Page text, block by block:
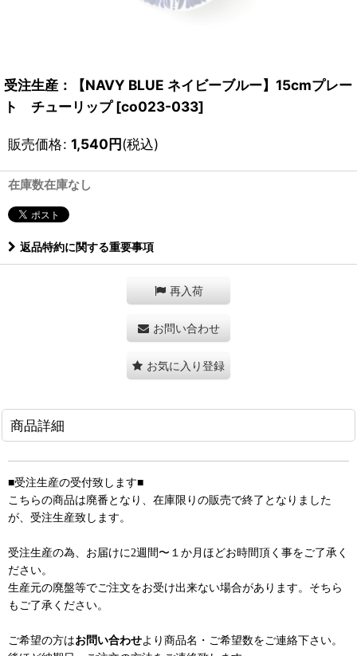
受注生産：【NAVY BLUE ネイビーブルー】15cmプレー
ト チューリップ [co023-033]
販売価格: 1,540円(税込)
在庫数在庫なし
返品特約に関する重要事項
再入荷
お問い合わせ
お気に入り登録
商品詳細
■受注生産の受付致します■
こちらの商品は廃番となり、在庫限りの販売で終了となりました
が、受注生産致します。
受注生産の為、お届けに2週間〜１か月ほどお時間頂く事をご了承く
ださい。
生産元の廃盤等でご注文をお受け出来ない場合があります。そちら
もご了承ください。
ご希望の方はお問い合わせより商品名・ご希望数をご連絡下さい。